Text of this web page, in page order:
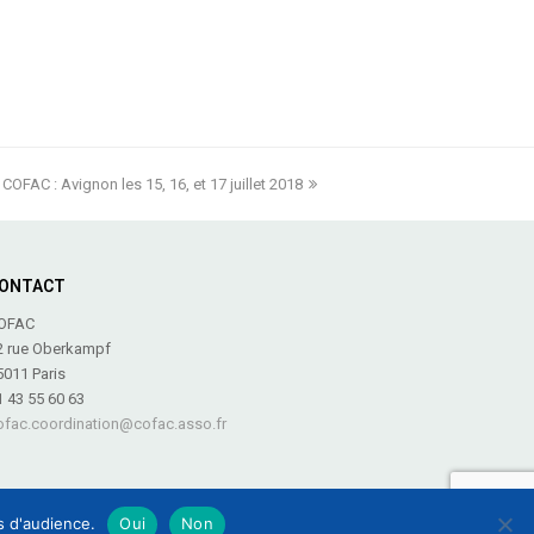
: Avignon les 15, 16, et 17 juillet 2018
rue Oberkampf
Paris
43 55 60 63
légales-Plan du site
d'audience. Oui Non